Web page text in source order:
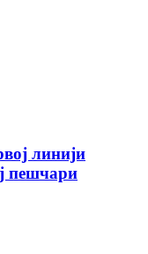
линији
пешчари